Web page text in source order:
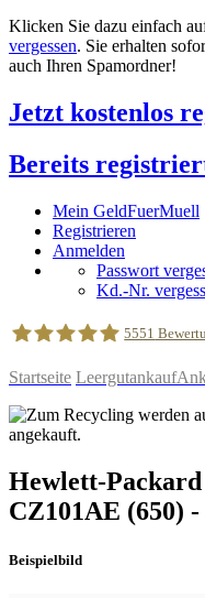
Klicken Sie dazu einfach
vergessen. Sie erhalten
auch Ihren Spamordner!
Jetzt kostenlos
Bereits
Mein GeldFuerMuell
Registrieren
Anmelden
Passwort
Kd.-Nr.
5551
Startseite Leergutankauf
Hewlett-Packard
CZ101AE (650) -
Beispielbild